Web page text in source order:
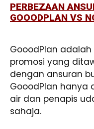
PERBEZAAN
GOOODPLAN VS
GooodPlan
promosi yang
dengan ansuran
GooodPlan hanya
air dan penapis
sahaja.